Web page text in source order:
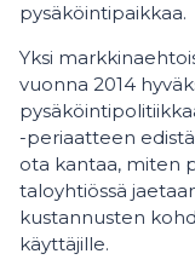
pysäköintipaikkaa.
Yksi
vuonna 2014
-periaatteen
ota kantaa, miten
taloyhtiössä
kustannusten
käyttäjille.